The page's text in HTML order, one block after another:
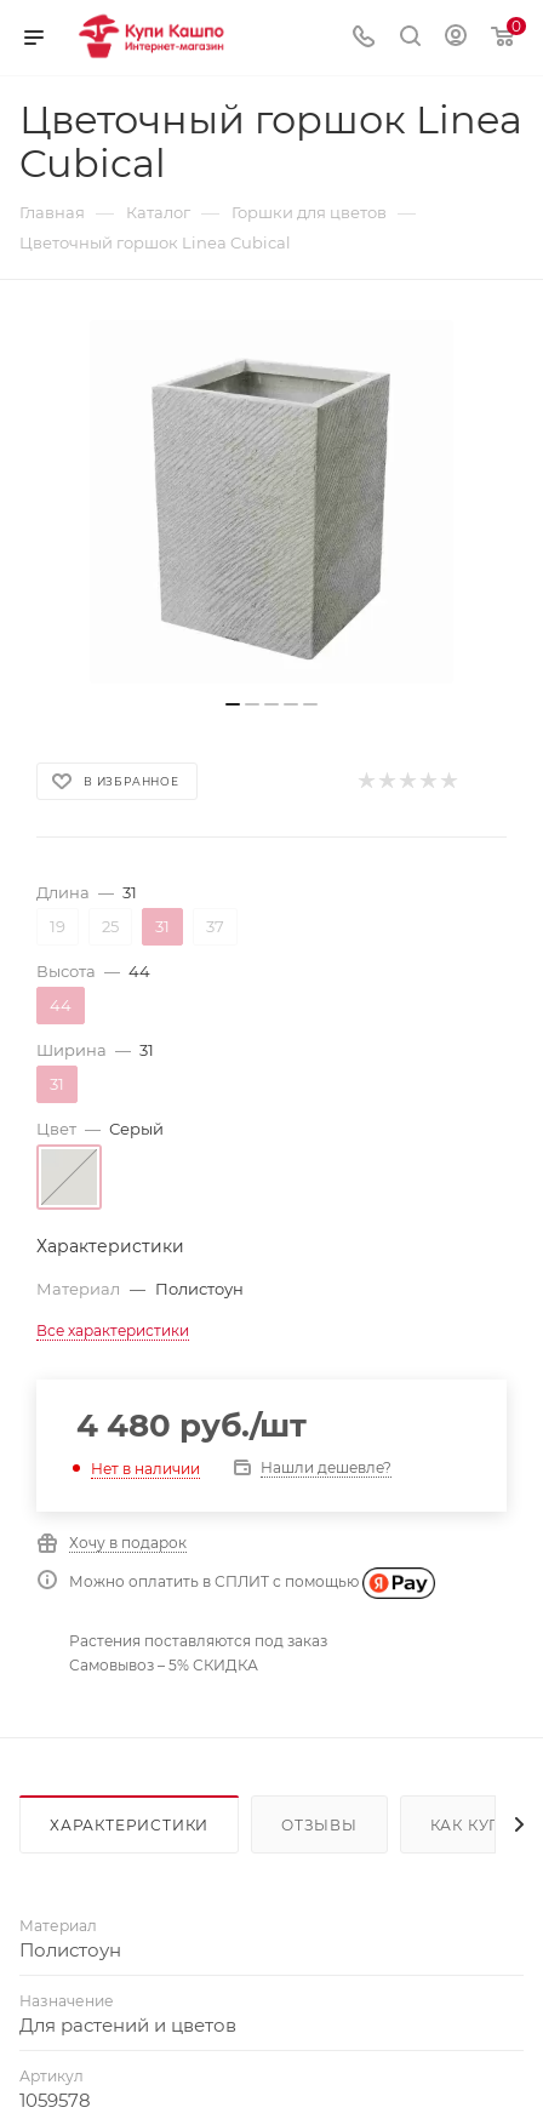
0
Цветочный горшок Linea
Cubical
Главная — Каталог — Горшки для цветов —
Цветочный горшок Linea Cubical
В ИЗБРАННОЕ
Длина — 31
19
25 31 37
Высота — 44
44
Ширина — 31
31
Цвет — Серый
Характеристики
Материал — Полистоун
Все характеристики
4 480 руб./шт
Нет в наличии Нашли дешевле?
Хочу в подарок
Можно оплатить в СПЛИТ с помощью
Растения поставляются под заказ
Самовывоз – 5% СКИДКА
ХАРАКТЕРИСТИКИ ОТЗЫВЫ КАК КУПИТЬ
Материал
Полистоун
Назначение
Для растений и цветов
Артикул
1059578